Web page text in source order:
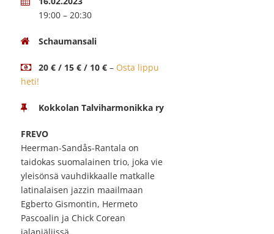
19:00 – 20:30
Schaumansali
20 € / 15 € / 10 € – Osta lippu
heti!
Kokkolan Talviharmonikka ry
FREVO
Heerman-Sandås-Rantala on
taidokas suomalainen trio, joka vie
yleisönsä vauhdikkaalle matkalle
latinalaisen jazzin maailmaan
Egberto Gismontin, Hermeto
Pascoalin ja Chick Corean